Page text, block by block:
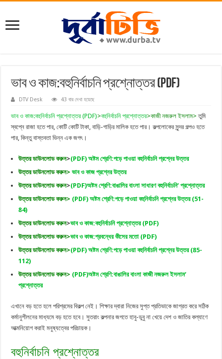
ভাব ও কাজ:বহুনির্বাচনি প্রশ্নোত্তর (PDF)
DTV Desk 43 বার দেখা হয়েছে
ভাব ও কাজ:বহুনির্বাচনি প্রশ্নোত্তর (PDF)>বহুনির্বাচনি প্রশ্নোত্তর>কাজী নজরুল ইসলাম>তুমি
স্বপ্নে রাজা হতে পার, কোটি কোটি টাকা, বাড়ি-গাড়ির মালিক হতে পার। কল্পলোকের সুন্দর গল্পও হতে
পার, কিন্তু বাস্তবতা ভিন্ন এক জগৎ।
উত্তর ডাউনলোড করুন>(PDF) অষ্টম শ্রেণি:পড়ে পাওয়া বহুনির্বাচনি প্রশ্নের উত্তর
উত্তর ডাউনলোড করুন> ভাব ও কাজ প্রশ্নের উত্তর
উত্তর ডাউনলোড করুন>(PDF)অষ্টম শ্রেণি:বাঙালির বাংলা সাধারণ বহুনির্বাচনি‘ প্রশ্নোত্তর
উত্তর ডাউনলোড করুন> (PDF) অষ্টম শ্রেণি:পড়ে পাওয়া বহুনির্বাচনি প্রশ্নের উত্তর (51-
84)
উত্তর ডাউনলোড করুন>ভাব ও কাজ:বহুনির্বাচনি প্রশ্নোত্তর (PDF)
উত্তর ডাউনলোড করুন>ভাব ও কাজ:প্রবন্ধের কীসের মতো (PDF)
উত্তর ডাউনলোড করুন>(PDF) অষ্টম শ্রেণি:পড়ে পাওয়া বহুনির্বাচনি প্রশ্নের উত্তর (85-
112)
উত্তর ডাউনলোড করুন> (PDF)অষ্টম শ্রেণি:বাঙালির বাংলা কাজী নজরুল ইসলাম‘
প্রশ্নোত্তর
এখানে বড় হতে হলে পরিশ্রমের বিকল্প নেই। শিক্ষার দ্বারা নিজের সুপ্ত প্রতিভাকে জাগ্রত করে সঠিক
কর্মানুশীলনের মাধ্যমে বড় হতে হবে। সুতরাং কল্পনার জগতে হাবু-ডুবু না খেয়ে দেশ ও জাতির কল্যাণে
আত্মনিয়োগ করাই মনুষ্যত্বের পরিচায়ক।
বহুনির্বাচনি প্রশ্নোত্তর